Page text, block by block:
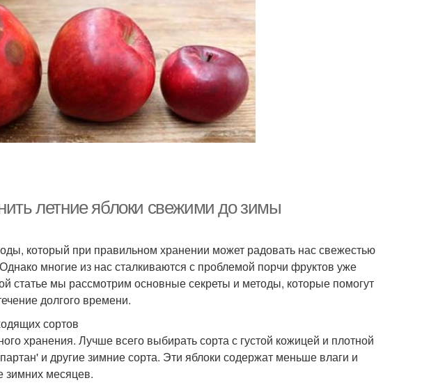
летние яблоки свежими до зимы
который при правильном хранении может радовать нас свежестью
многие из нас сталкиваются с проблемой порчи фруктов уже
статье мы рассмотрим основные секреты и методы, которые помогут
долгого времени.
сортов
хранения. Лучше всего выбирать сорта с густой кожицей и плотной
и другие зимние сорта. Эти яблоки содержат меньше влаги и
зимних месяцев.